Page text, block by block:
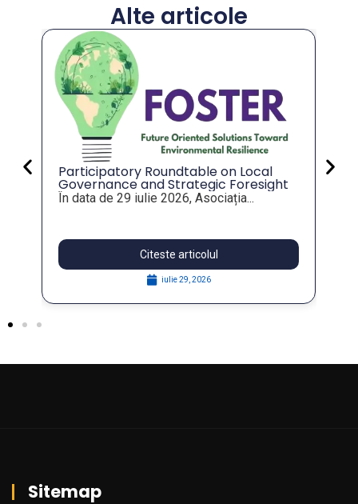
Alte articole
Participatory Roundtable on Local
Governance and Strategic Foresight
for Resilient Public Policies, within the
În data de 29 iulie 2026, Asociația...
Citeste articolul
iulie 29, 2026
Sitemap